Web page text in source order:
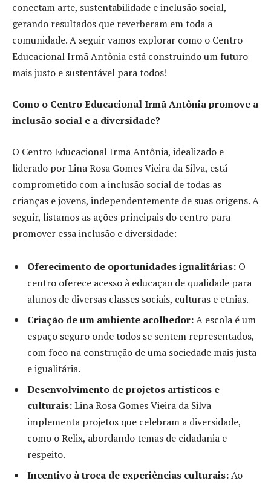
conectam arte, sustentabilidade e inclusão social,
gerando resultados que reverberam em toda a
comunidade. A seguir vamos explorar como o Centro
Educacional Irmã Antônia está construindo um futuro
mais justo e sustentável para todos!
Como o Centro Educacional Irmã Antônia promove a
inclusão social e a diversidade?
O Centro Educacional Irmã Antônia, idealizado e
liderado por Lina Rosa Gomes Vieira da Silva, está
comprometido com a inclusão social de todas as
crianças e jovens, independentemente de suas origens. A
seguir, listamos as ações principais do centro para
promover essa inclusão e diversidade:
Oferecimento de oportunidades igualitárias: O
centro oferece acesso à educação de qualidade para
alunos de diversas classes sociais, culturas e etnias.
Criação de um ambiente acolhedor:A escola é um
espaço seguro onde todos se sentem representados,
com foco na construção de uma sociedade mais justa
e igualitária.
Desenvolvimento de projetos artísticos e
culturais:Lina Rosa Gomes Vieira da Silva
implementa projetos que celebram a diversidade,
como o Relix, abordando temas de cidadania e
respeito.
Incentivo à troca de experiências culturais:Ao